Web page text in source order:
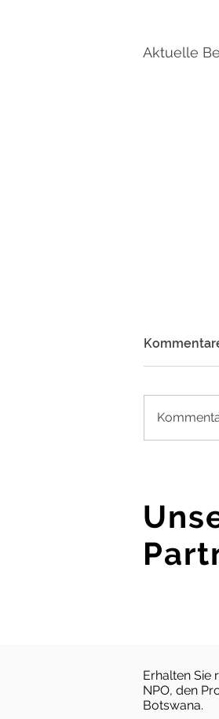
Aktuelle
in Maun
Erhalten Sie
NPO, den
Botswana.